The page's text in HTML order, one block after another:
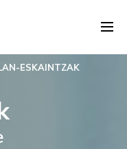
ESKAINTZAK